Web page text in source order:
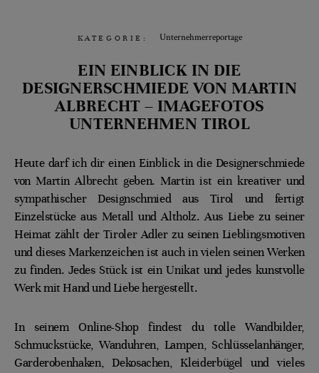
KATEGORIE: Unternehmerreportage
EIN EINBLICK IN DIE
DESIGNERSCHMIEDE VON MARTIN
ALBRECHT – IMAGEFOTOS
UNTERNEHMEN TIROL
Heute darf ich dir einen Einblick in die Designerschmiede
von Martin Albrecht geben. Martin ist ein kreativer und
sympathischer Designschmied aus Tirol und fertigt
Einzelstücke aus Metall und Altholz. Aus Liebe zu seiner
Heimat zählt der Tiroler Adler zu seinen Lieblingsmotiven
und dieses Markenzeichen ist auch in vielen seinen Werken
zu finden. Jedes Stück ist ein Unikat und jedes kunstvolle
Werk mit Hand und Liebe hergestellt.
In seinem Online-Shop findest du tolle Wandbilder,
Schmuckstücke, Wanduhren, Lampen, Schlüsselanhänger,
Garderobenhaken, Dekosachen, Kleiderbügel und vieles